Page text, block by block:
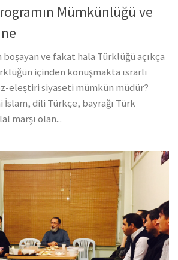
Mümkünlüğü ve
ve fakat hala Türklüğü açıkça
içinden konuşmakta ısrarlı
eleştiri siyaseti mümkün müdür?
İslam, dili Türkçe, bayrağı Türk
marşı olan...